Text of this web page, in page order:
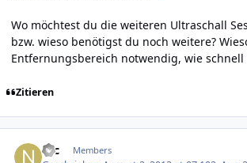
Wo möchtest du die weiteren Ultraschall
bzw. wieso benötigst du noch weitere?
Entfernungsbereich notwendig, wie schnell
Zitieren
Nic Members